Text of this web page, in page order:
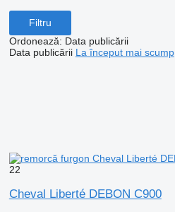
Filtru
Ordonează: Data publicării
Data publicării La început mai scump
22
Cheval Liberté DEBON C900